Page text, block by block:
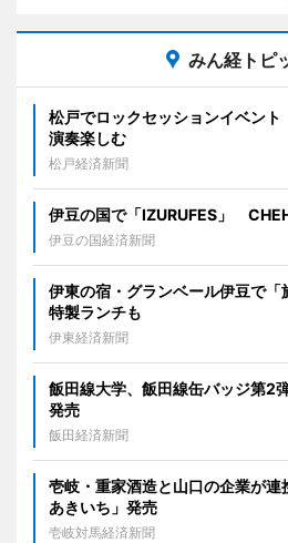
みん経トピ
松戸でロックセッションイベン
演奏楽しむ
松戸経済新聞
伊豆の国で「IZURUFES」
伊豆の国経済新聞
伊東の宿・グランベール伊豆で
特製ランチも
伊東経済新聞
飯田線大学、飯田線缶バッジ第2
発売
飯田経済新聞
壱岐・重家酒造と山口の企業が
あきいち」発売
壱岐対馬経済新聞